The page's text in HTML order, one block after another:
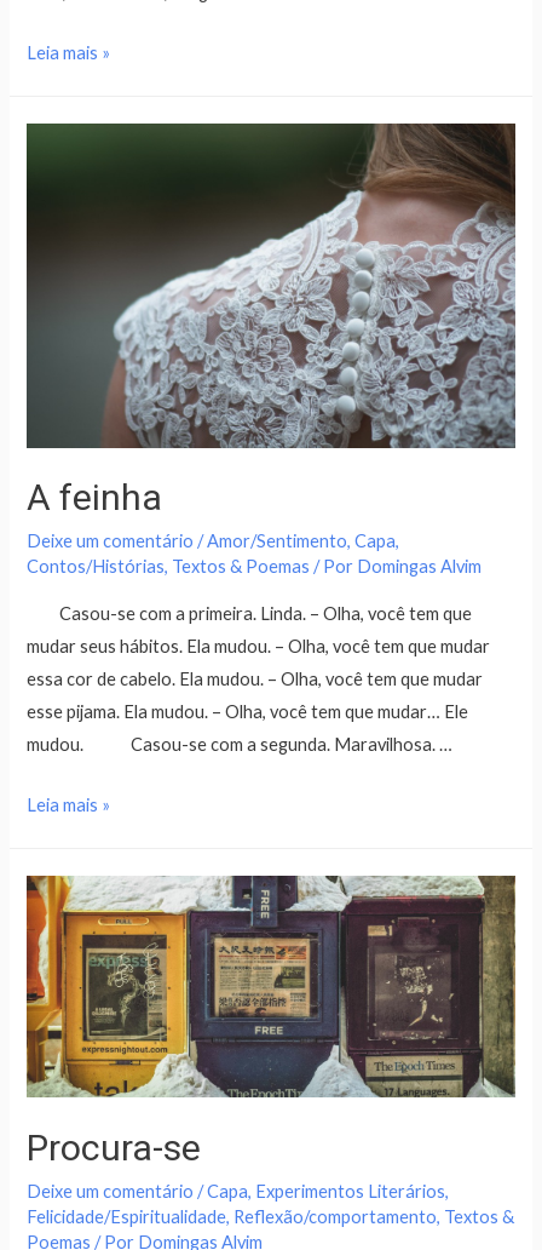
Leia mais »
A feinha
Deixe um comentário /Amor/Sentimento,Capa,
Contos/Histórias, Textos & Poemas / Por Domingas Alvim
Casou-se com a primeira. Linda. – Olha, você tem que
mudar seus hábitos. Ela mudou. – Olha, você tem que mudar
essa cor de cabelo. Ela mudou. – Olha, você tem que mudar
esse pijama. Ela mudou. – Olha, você tem que mudar… Ele
mudou. Casou-se com a segunda. Maravilhosa. …
Leia mais »
Procura-se
Deixe um comentário /Capa, Experimentos Literários,
Felicidade/Espiritualidade, Reflexão/comportamento, Textos &
Poemas / Por Domingas Alvim